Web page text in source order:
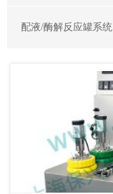
配液/酶解反应罐系统